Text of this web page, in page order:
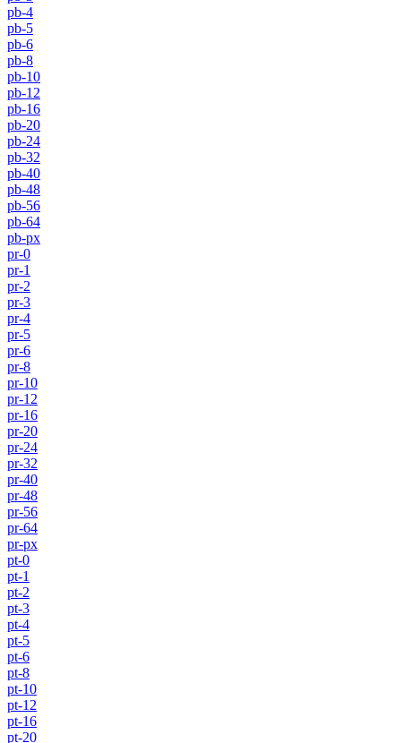
pb-4
pb-5
pb-6
pb-8
pb-10
pb-12
pb-16
pb-20
pb-24
pb-32
pb-40
pb-48
pb-56
pb-64
pb-px
pr-0
pr-1
pr-2
pr-3
pr-4
pr-5
pr-6
pr-8
pr-10
pr-12
pr-16
pr-20
pr-24
pr-32
pr-40
pr-48
pr-56
pr-64
pr-px
pt-0
pt-1
pt-2
pt-3
pt-4
pt-5
pt-6
pt-8
pt-10
pt-12
pt-16
pt-20